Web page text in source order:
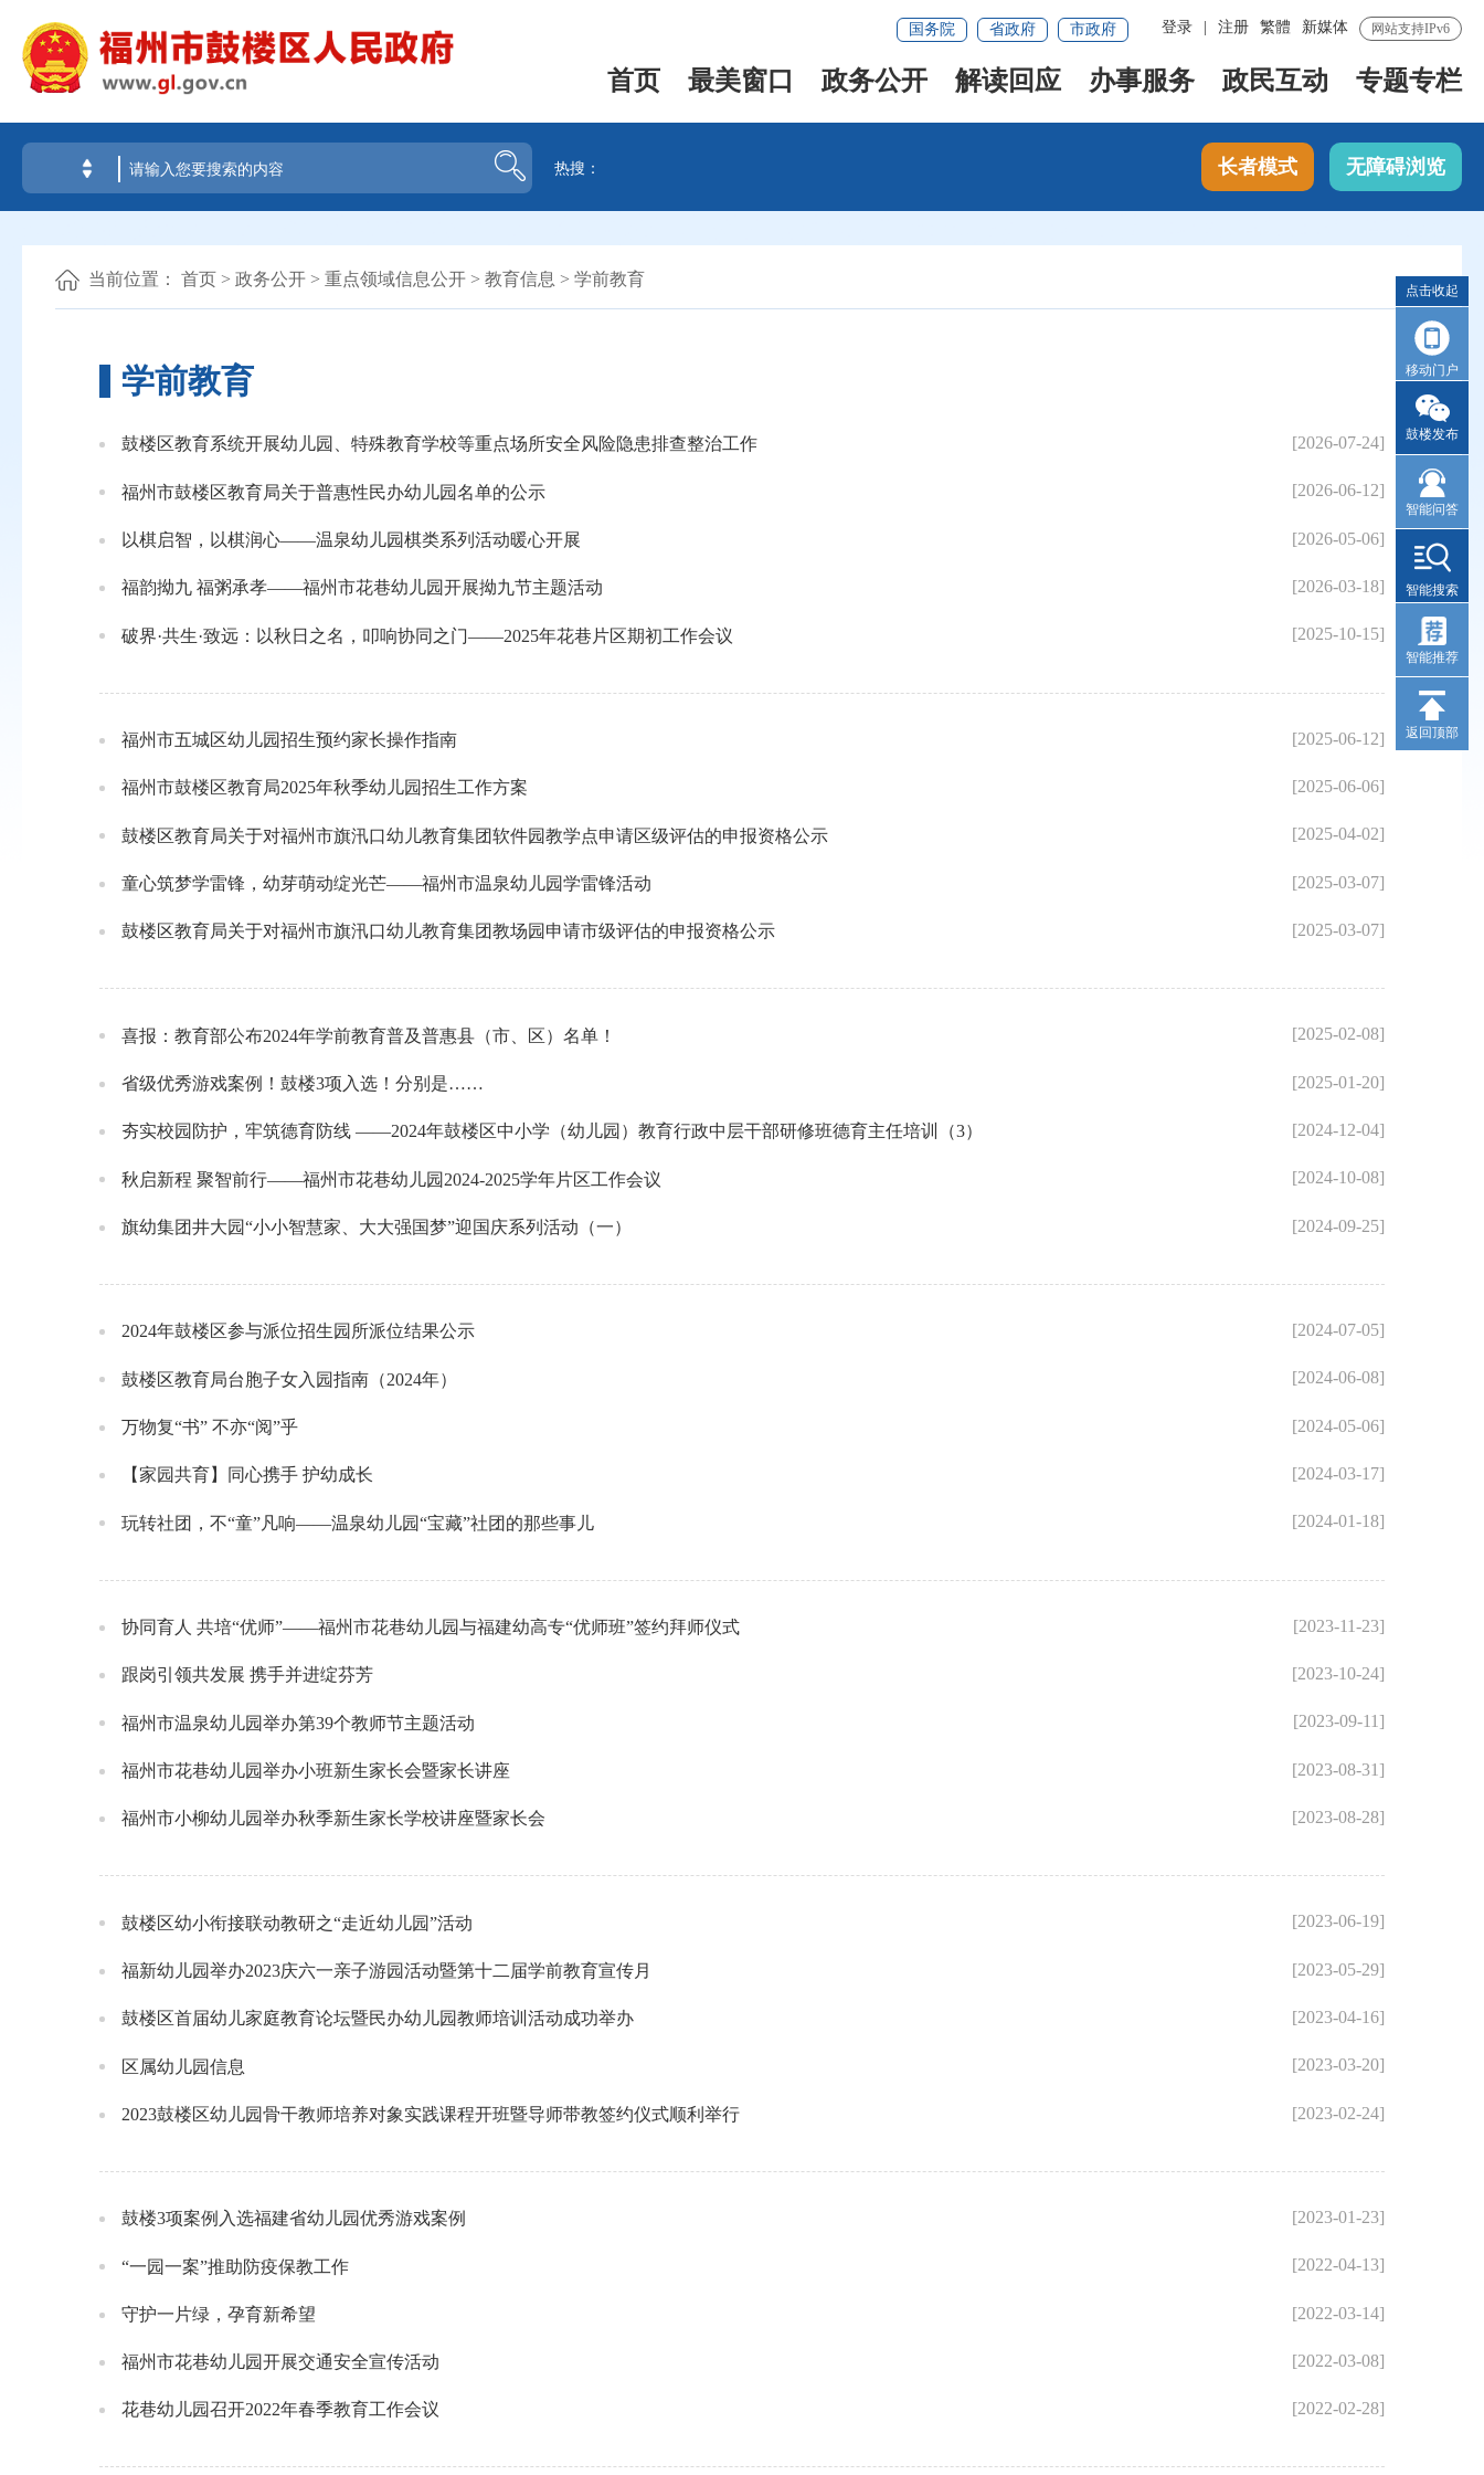
网站支持IPv6
新媒体
繁體
登录 注册
国务院 省政府 市政府
首页 最美窗口 政务公开 解读回应 办事服务 政民互动 专题专栏
热搜： 长者模式 无障碍浏览
当前位置： 首页 > 政务公开 > 重点领域信息公开 > 教育信息 > 学前教育
学前教育
[2026-07-24]
鼓楼区教育系统开展幼儿园、特殊教育学校等重点场所安全风险隐患排查整治工作
[2026-06-12]
福州市鼓楼区教育局关于普惠性民办幼儿园名单的公示
[2026-05-06]
以棋启智，以棋润心——温泉幼儿园棋类系列活动暖心开展
[2026-03-18]
福韵拗九 福粥承孝——福州市花巷幼儿园开展拗九节主题活动
[2025-10-15]
破界·共生·致远：以秋日之名，叩响协同之门——2025年花巷片区期初工作会议
[2025-06-12]
福州市五城区幼儿园招生预约家长操作指南
[2025-06-06]
福州市鼓楼区教育局2025年秋季幼儿园招生工作方案
[2025-04-02]
鼓楼区教育局关于对福州市旗汛口幼儿教育集团软件园教学点申请区级评估的申报资格公示
[2025-03-07]
童心筑梦学雷锋，幼芽萌动绽光芒——福州市温泉幼儿园学雷锋活动
[2025-03-07]
鼓楼区教育局关于对福州市旗汛口幼儿教育集团教场园申请市级评估的申报资格公示
[2025-02-08]
喜报：教育部公布2024年学前教育普及普惠县（市、区）名单！
[2025-01-20]
省级优秀游戏案例！鼓楼3项入选！分别是……
[2024-12-04]
夯实校园防护，牢筑德育防线 ——2024年鼓楼区中小学（幼儿园）教育行政中层干部研修班德育主任培训（3）
[2024-10-08]
秋启新程 聚智前行——福州市花巷幼儿园2024-2025学年片区工作会议
[2024-09-25]
旗幼集团井大园“小小智慧家、大大强国梦”迎国庆系列活动（一）
[2024-07-05]
2024年鼓楼区参与派位招生园所派位结果公示
[2024-06-08]
鼓楼区教育局台胞子女入园指南（2024年）
[2024-05-06]
万物复“书” 不亦“阅”乎
[2024-03-17]
【家园共育】同心携手 护幼成长
[2024-01-18]
玩转社团，不“童”凡响——温泉幼儿园“宝藏”社团的那些事儿
[2023-11-23]
协同育人 共培“优师”——福州市花巷幼儿园与福建幼高专“优师班”签约拜师仪式
[2023-10-24]
跟岗引领共发展 携手并进绽芬芳
[2023-09-11]
福州市温泉幼儿园举办第39个教师节主题活动
[2023-08-31]
福州市花巷幼儿园举办小班新生家长会暨家长讲座
[2023-08-28]
福州市小柳幼儿园举办秋季新生家长学校讲座暨家长会
[2023-06-19]
鼓楼区幼小衔接联动教研之“走近幼儿园”活动
[2023-05-29]
福新幼儿园举办2023庆六一亲子游园活动暨第十二届学前教育宣传月
[2023-04-16]
鼓楼区首届幼儿家庭教育论坛暨民办幼儿园教师培训活动成功举办
[2023-03-20]
区属幼儿园信息
[2023-02-24]
2023鼓楼区幼儿园骨干教师培养对象实践课程开班暨导师带教签约仪式顺利举行
[2023-01-23]
鼓楼3项案例入选福建省幼儿园优秀游戏案例
[2022-04-13]
“一园一案”推助防疫保教工作
[2022-03-14]
守护一片绿，孕育新希望
[2022-03-08]
福州市花巷幼儿园开展交通安全宣传活动
[2022-02-28]
花巷幼儿园召开2022年春季教育工作会议
点击收起
移动门户
鼓楼发布
智能问答
智能搜索
智能推荐
返回顶部